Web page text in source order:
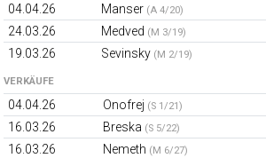
04.04.26 Manser (A 4/20)
24.03.26
Medved (M 3/19)
19.03.26
Sevinsky (M 2/19)
VERKÄUFE
04.04.26 Onofrej (S 1/21)
16.03.26
Breska (S 5/22)
16.03.26
Nemeth (M 6/27)